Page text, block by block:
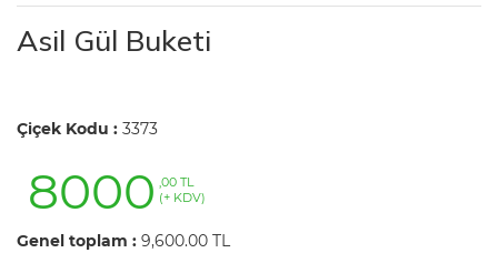
Asil Gül Buketi
Çiçek Kodu : 3373
8000 ,00 TL
(+ KDV)
Genel toplam : 9,600.00 TL